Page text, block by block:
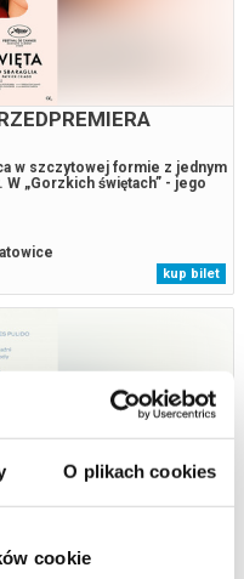
O plikach cookies
cookie
w szczytowej formie z jednym
„Gorzkich świętach” - jego
kup bilet
PÓŁNOC